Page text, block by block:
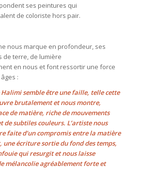
ses peintures qui
de coloriste hors pair.
nous marque en profondeur, ses
de terre, de lumière
en nous et font ressortir une force
:
Halimi semble être une faille, telle cette
brutalement et nous montre,
de matière, riche de mouvements
de subtiles couleurs. L’artiste nous
faite d’un compromis entre la matière
une écriture sortie du fond des temps,
qui resurgit et nous laisse
mélancolie agréablement forte et